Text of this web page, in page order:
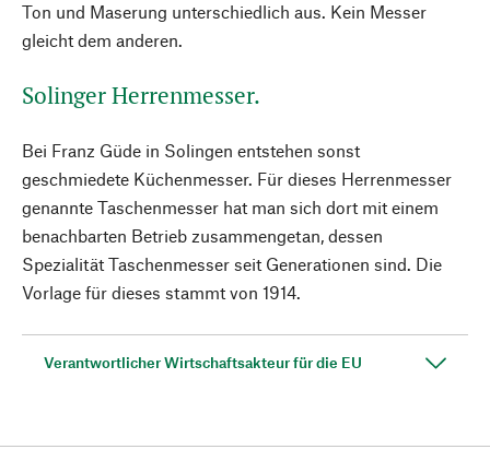
Ton und Maserung unterschiedlich aus. Kein Messer
gleicht dem anderen.
Solinger Herrenmesser.
Bei Franz Güde in Solingen entstehen sonst
geschmiedete Küchenmesser. Für dieses Herrenmesser
genannte Taschenmesser hat man sich dort mit einem
benachbarten Betrieb zusammengetan, dessen
Spezialität Taschenmesser seit Generationen sind. Die
Vorlage für dieses stammt von 1914.
Verantwortlicher Wirtschaftsakteur für die EU